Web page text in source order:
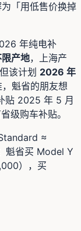
「用低售价换掉
年纯电补
产地，上海产
该计划 2026 年
魁省的朋友想
贴 2025 年 5 月
级购车补贴。
≈
魁省买 Model Y
），买